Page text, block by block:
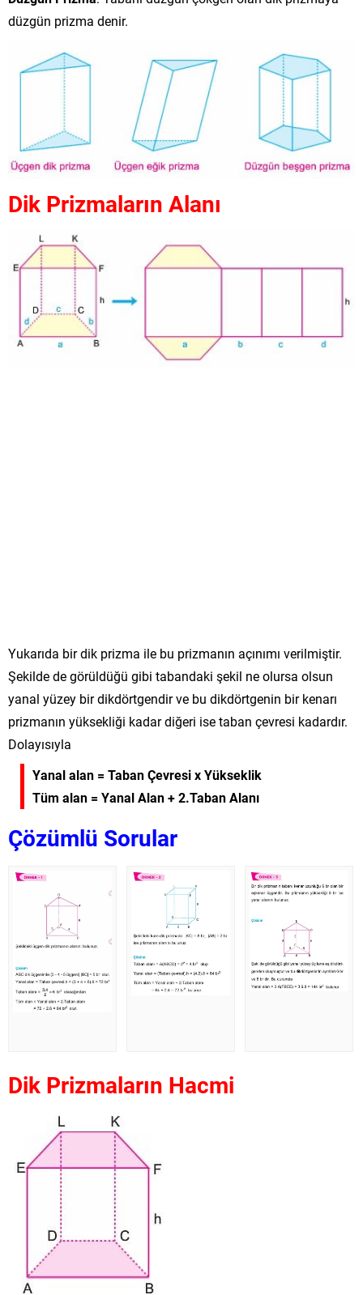
düzgün prizma denir.
Dik Prizmaların Alanı
Yukarıda bir dik prizma ile bu prizmanın açınımı verilmiştir.
Şekilde de görüldüğü gibi tabandaki şekil ne olursa olsun
yanal yüzey bir dikdörtgendir ve bu dikdörtgenin bir kenarı
prizmanın yüksekliği kadar diğeri ise taban çevresi kadardır.
Dolayısıyla
Yanal alan = Taban Çevresi x Yükseklik
Tüm alan = Yanal Alan + 2.Taban Alanı
Çözümlü Sorular
Dik Prizmaların Hacmi